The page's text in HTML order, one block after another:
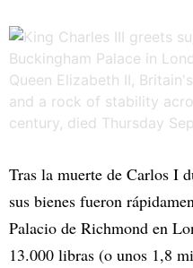
Tras la muerte de Carlos I
sus bienes fueron
Palacio de Richmond en
13.000 libras (o unos 1,8